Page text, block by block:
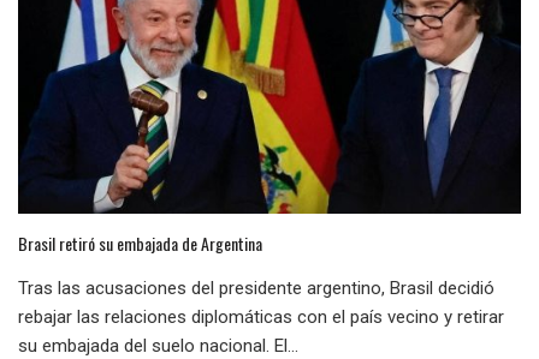
Brasil retiró su embajada de Argentina
Tras las acusaciones del presidente argentino, Brasil decidió
rebajar las relaciones diplomáticas con el país vecino y retirar
su embajada del suelo nacional. El...